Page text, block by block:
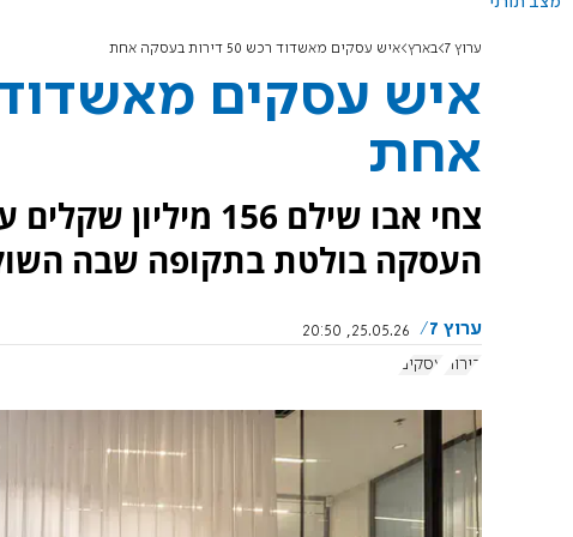
ערוץ 7 בארץ איש עסקים מאשדוד רכש 50 דירות בעסקה אחת
אחת
העסקה בולטת בתקופה שבה
ערוץ 7
25.05.26, 20:50
דירות
עסקים